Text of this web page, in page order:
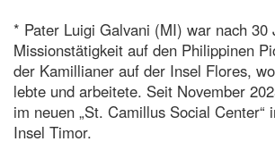
* Pater Luigi Galvani (MI) war nach 30
Missionstätigkeit auf den Philippinen
der Kamillianer auf der Insel Flores,
lebte und arbeitete. Seit November
im neuen „St. Camillus Social Center“
Insel Timor.